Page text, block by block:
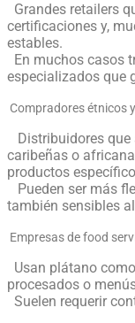
Grandes retailers
certificaciones y,
estables.
En muchos casos
especializados que
Compradores étnicos
Distribuidores que
caribeñas o
productos
Pueden ser más
también sensibles
Empresas de food
Usan plátano
procesados o
Suelen requerir